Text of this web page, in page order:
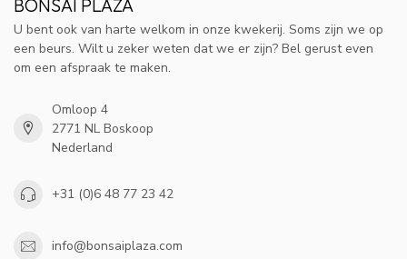
BONSAI PLAZA
U bent ook van harte welkom in onze kwekerij. Soms zijn we op
een beurs. Wilt u zeker weten dat we er zijn? Bel gerust even
om een afspraak te maken.
Omloop 4
2771 NL Boskoop
Nederland
+31 (0)6 48 77 23 42
info@bonsaiplaza.com